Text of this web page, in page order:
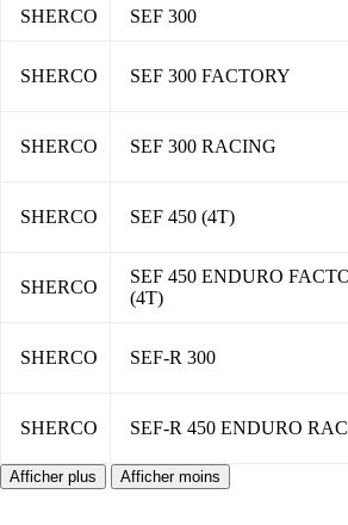
SHERCO SEF 300
SHERCO SEF 300 FACTORY
SHERCO SEF 300 RACING
SHERCO SEF 450 (4T)
SHERCO
SEF 450 ENDURO
(4T)
SHERCO SEF-R 300
SHERCO SEF-R 450 ENDURO